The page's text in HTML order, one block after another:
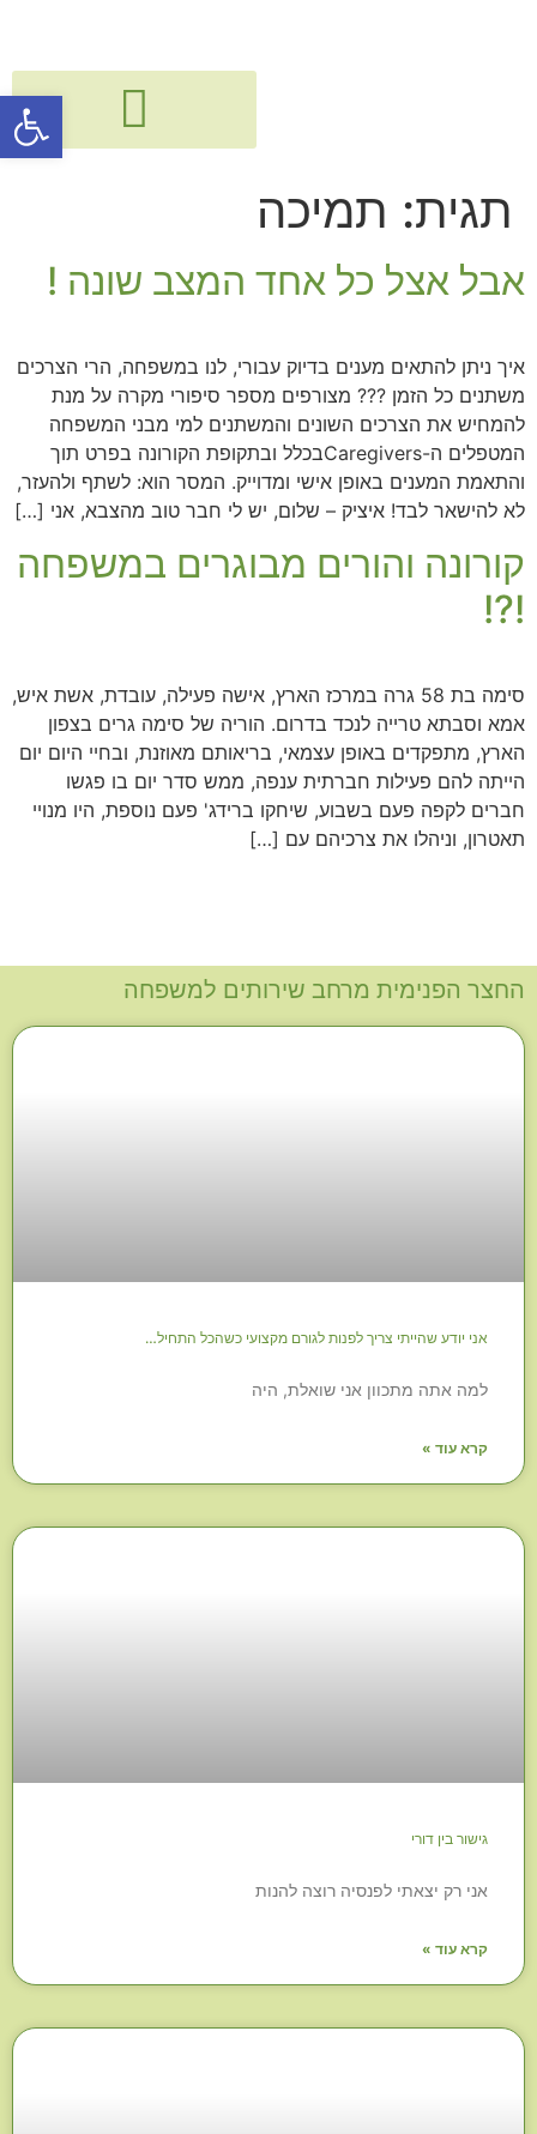
תגית: תמיכה
אבל אצל כל אחד המצב שונה !
איך ניתן להתאים מענים בדיוק עבורי, לנו במשפחה, הרי הצרכים
משתנים כל הזמן ??? מצורפים מספר סיפורי מקרה על מנת
להמחיש את הצרכים השונים והמשתנים למי מבני המשפחה
המטפלים ה-Caregiversבכלל ובתקופת הקורונה בפרט תוך
והתאמת המענים באופן אישי ומדוייק. המסר הוא: לשתף ולהעזר,
לא להישאר לבד! איציק – שלום, יש לי חבר טוב מהצבא, אני […]
קורונה והורים מבוגרים במשפחה
!?!
סימה בת 58 גרה במרכז הארץ, אישה פעילה, עובדת, אשת איש,
אמא וסבתא טרייה לנכד בדרום. הוריה של סימה גרים בצפון
הארץ, מתפקדים באופן עצמאי, בריאותם מאוזנת, ובחיי היום יום
הייתה להם פעילות חברתית ענפה, ממש סדר יום בו פגשו
חברים לקפה פעם בשבוע, שיחקו ברידג' פעם נוספת, היו מנויי
תאטרון, וניהלו את צרכיהם עם […]
החצר הפנימית מרחב שירותים למשפחה
אני יודע שהייתי צריך לפנות לגורם מקצועי כשהכל התחיל…
למה אתה מתכוון אני שואלת, היה
קרא עוד »
גישור בין דורי
אני רק יצאתי לפנסיה רוצה להנות
קרא עוד »
פתח